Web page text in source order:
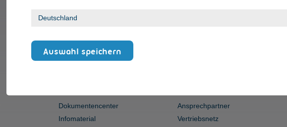
Auswahl speichern
Dokumentencenter
Infomaterial
Ansprechpartner
Vertriebsnetz